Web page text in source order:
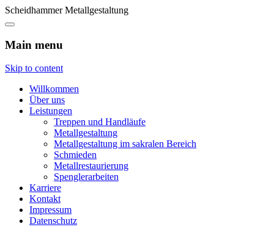
Scheidhammer Metallgestaltung
Main menu
Skip to content
Willkommen
Über uns
Leistungen
Treppen und Handläufe
Metallgestaltung
Metallgestaltung im sakralen Bereich
Schmieden
Metallrestaurierung
Spenglerarbeiten
Karriere
Kontakt
Impressum
Datenschutz